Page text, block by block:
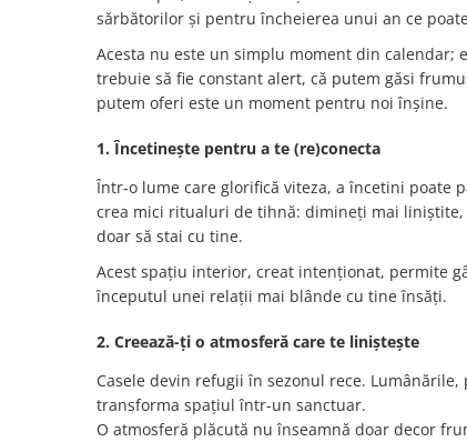
sărbătorilor și pentru încheierea unui an ce
Acesta nu este un simplu moment din
trebuie să fie constant alert, că putem găsi
putem oferi este un moment pentru noi înșine.
1. Încetinește pentru a te (re)conecta
Într-o lume care glorifică viteza, a încetini poate
crea mici ritualuri de tihnă: dimineți mai liniștite,
doar să stai cu tine.
Acest spațiu interior, creat intenționat, permite
începutul unei relații mai blânde cu tine însăți.
2. Creează-ți o atmosferă care te liniștește
Casele devin refugii în sezonul rece.
transforma spațiul într-un sanctuar.
O atmosferă plăcută nu înseamnă doar decor